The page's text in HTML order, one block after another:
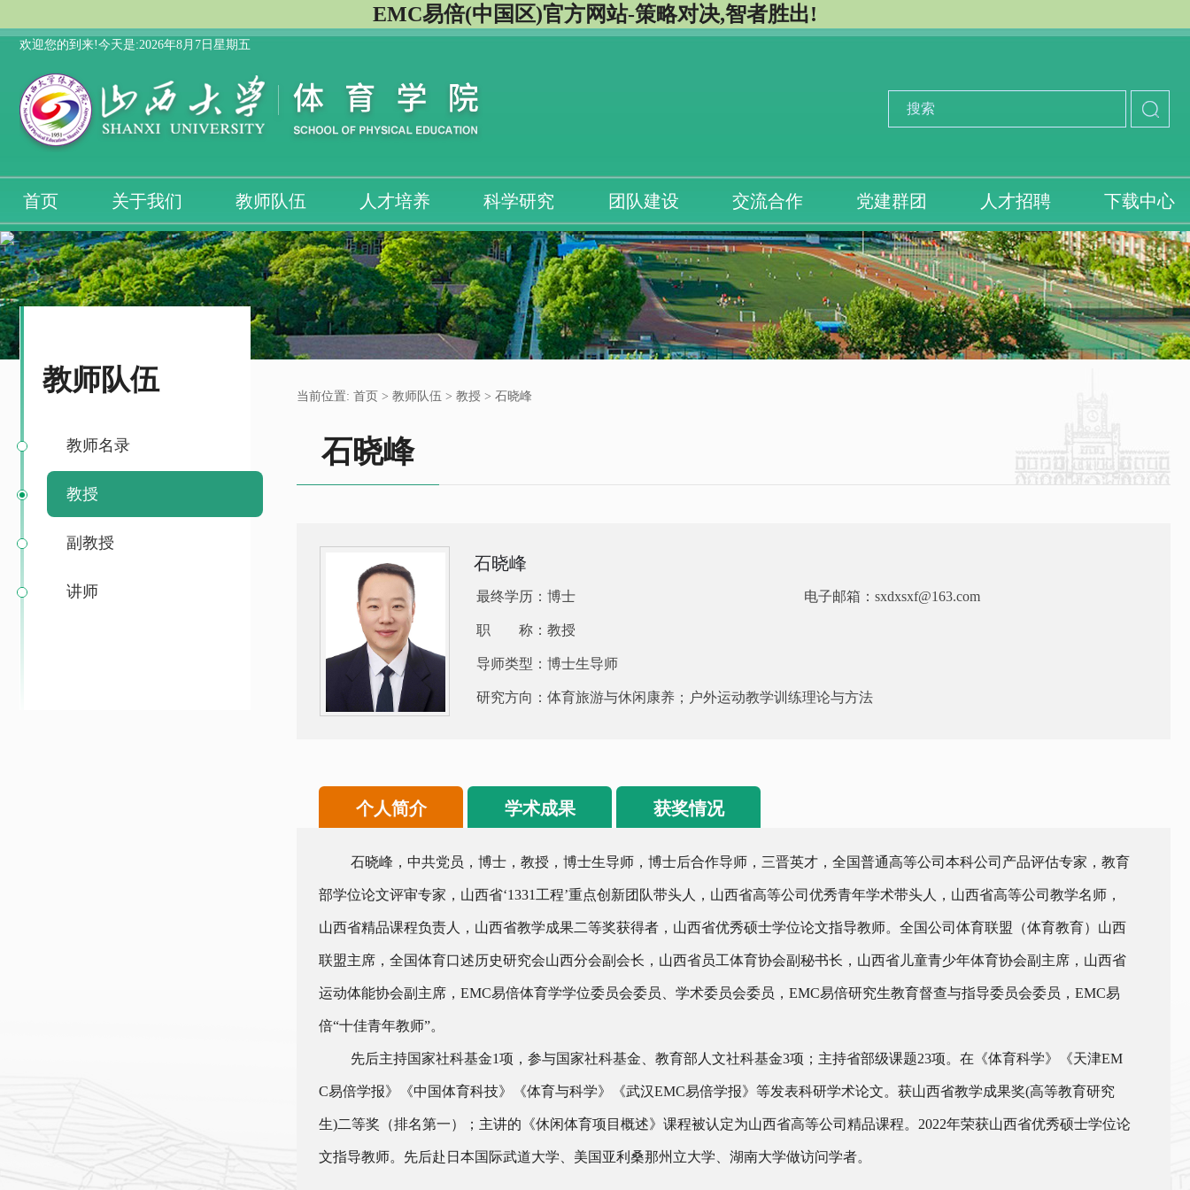
EMC易倍(中国区)官方网站-策略对决,智者胜出!
欢迎您的到来!今天是:2026年8月7日星期五
首页 关于我们 教师队伍 人才培养 科学研究 团队建设 交流合作 党建群团 人才招聘 下载中心
教师队伍
教师名录
教授
副教授
讲师
当前位置: 首页 > 教师队伍 > 教授 > 石晓峰
石晓峰
石晓峰
最终学历：博士 电子邮箱：sxdxsxf@163.com
职 称：教授
导师类型：博士生导师
研究方向：体育旅游与休闲康养；户外运动教学训练理论与方法
个人简介 学术成果 获奖情况
石晓峰，中共党员，博士，教授，博士生导师，博士后合作导师，三晋英才，全国普通高等公司本科公司产品评估专家，教育
部学位论文评审专家，山西省‘1331工程’重点创新团队带头人，山西省高等公司优秀青年学术带头人，山西省高等公司教学名师，
山西省精品课程负责人，山西省教学成果二等奖获得者，山西省优秀硕士学位论文指导教师。全国公司体育联盟（体育教育）山西
联盟主席，全国体育口述历史研究会山西分会副会长，山西省员工体育协会副秘书长，山西省儿童青少年体育协会副主席，山西省
运动体能协会副主席，EMC易倍体育学学位委员会委员、学术委员会委员，EMC易倍研究生教育督查与指导委员会委员，EMC易
倍“十佳青年教师”。
先后主持国家社科基金1项，参与国家社科基金、教育部人文社科基金3项；主持省部级课题23项。在《体育科学》《天津EM
C易倍学报》《中国体育科技》《体育与科学》《武汉EMC易倍学报》等发表科研学术论文。获山西省教学成果奖(高等教育研究
生)二等奖（排名第一）；主讲的《休闲体育项目概述》课程被认定为山西省高等公司精品课程。2022年荣获山西省优秀硕士学位论
文指导教师。先后赴日本国际武道大学、美国亚利桑那州立大学、湖南大学做访问学者。